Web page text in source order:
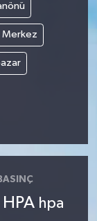
Merkez
HPA hpa